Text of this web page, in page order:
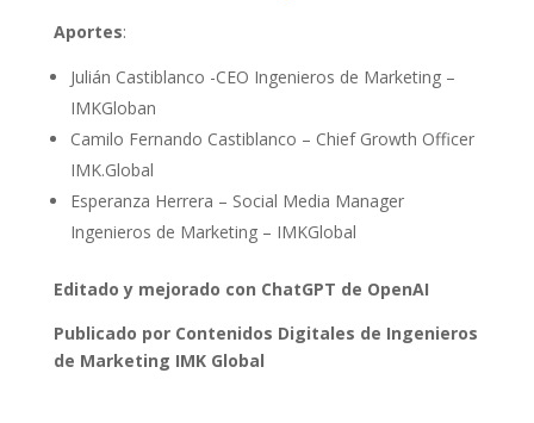
Aportes:
Julián Castiblanco -CEO Ingenieros de Marketing –
IMKGloban
Camilo Fernando Castiblanco – Chief Growth Officer
IMK.Global
Esperanza Herrera – Social Media Manager
Ingenieros de Marketing – IMKGlobal
Editado y mejorado con ChatGPT de OpenAI
Publicado por Contenidos Digitales de Ingenieros
de Marketing IMK Global